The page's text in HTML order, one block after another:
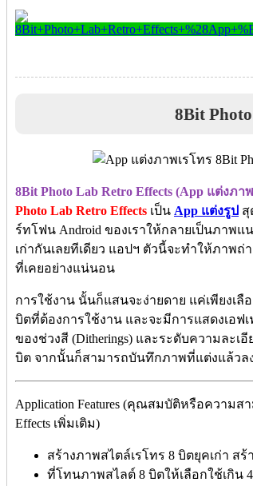
8Bit
8Bit Photo Lab Retro Effects (App แต่งภา
Photo Lab Retro Effects เป็น App แต่งรูป สุ
ร์ทโฟน Android ของเราให้กลายเป็นภาพแ
เก่ากันเลยทีเดียว แอปฯ ตัวนี้จะทำให้ภาพ
ที่เคยอย่างแน่นอน
การใช้งาน นั้นก็แสนจะง่ายดาย แค่เพียงเ
บิตที่ต้องการใช้งาน และจะมีการแสดงเอฟ
ของช่วงสี (Ditherings) และระดับความละ
บิต จากนั้นก็สามารถบันทึกภาพที่แต่งแล้วล
Application Features (คุณสมบัติหรือความส
Effects เพิ่มเติม)
สร้างภาพสไตล์เรโทร 8 บิตยุคเก่า สร้
ที่โทนภาพสไลต์ 8 บิตให้เลือกใช้เกิน